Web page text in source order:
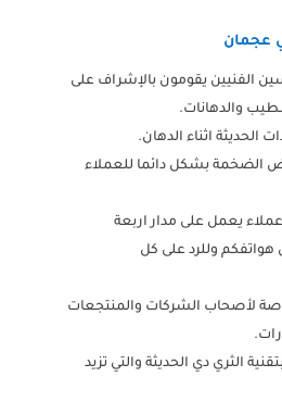
عجمان
الفنيين يقومون بالإشراف على
والدهانات.
الحديثة اثناء الدهان.
الضخمة بشكل دائما للعملاء
يعمل على مدار اربعة
وللرد على كل
لأصحاب الشركات والمنتجعات
الثري دي الحديثة والتي تزيد